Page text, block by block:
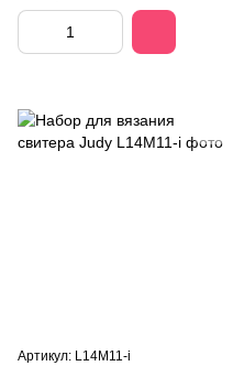
Артикул: L14M11-i